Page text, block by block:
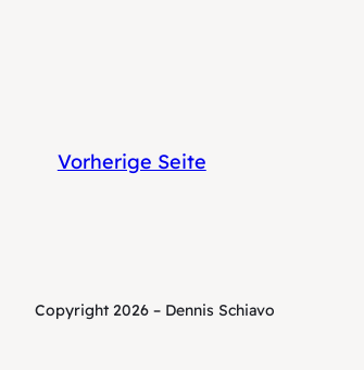
Vorherige Seite
Copyright 2026 – Dennis Schiavo